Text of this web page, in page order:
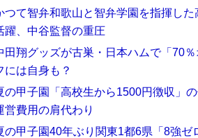
つて智弁和歌山と智弁学園を指揮し
躍、中谷監督の重圧
田翔グッズが古巣・日本ハムで「70
には自身も？
の甲子園「高校生から1500円徴収」
営費用の肩代わり
の甲子園40年ぶり関東1都6県「8強